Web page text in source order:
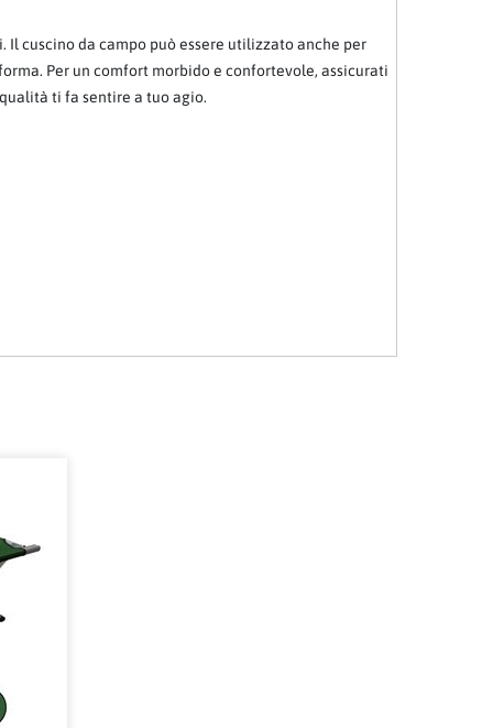
cuscino da campo può essere utilizzato anche per
Per un comfort morbido e confortevole, assicurati
ti fa sentire a tuo agio.